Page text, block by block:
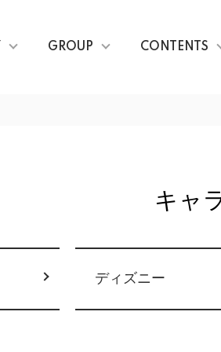
GROUP CONTENTS
キャ
ディズニー